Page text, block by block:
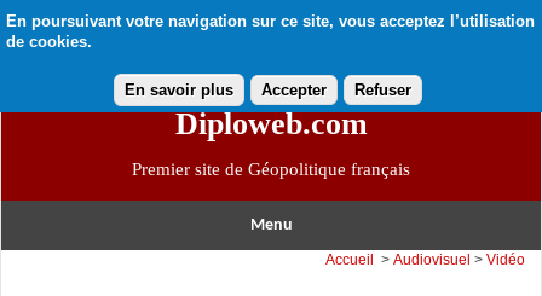
En poursuivant votre navigation sur ce site, vous acceptez l’utilisation
de cookies.
En savoir plus Accepter Refuser
Diploweb.com
Premier site de Géopolitique français
Menu
Accueil >Audiovisuel >Vidéo